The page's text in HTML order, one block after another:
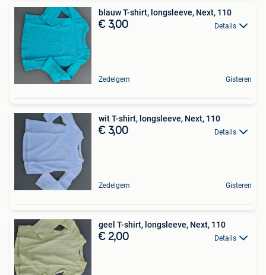
blauw T-shirt, longsleeve, Next, 110
€ 3,00 Details
Zedelgem Gisteren
wit T-shirt, longsleeve, Next, 110
€ 3,00 Details
Zedelgem Gisteren
geel T-shirt, longsleeve, Next, 110
€ 2,00 Details